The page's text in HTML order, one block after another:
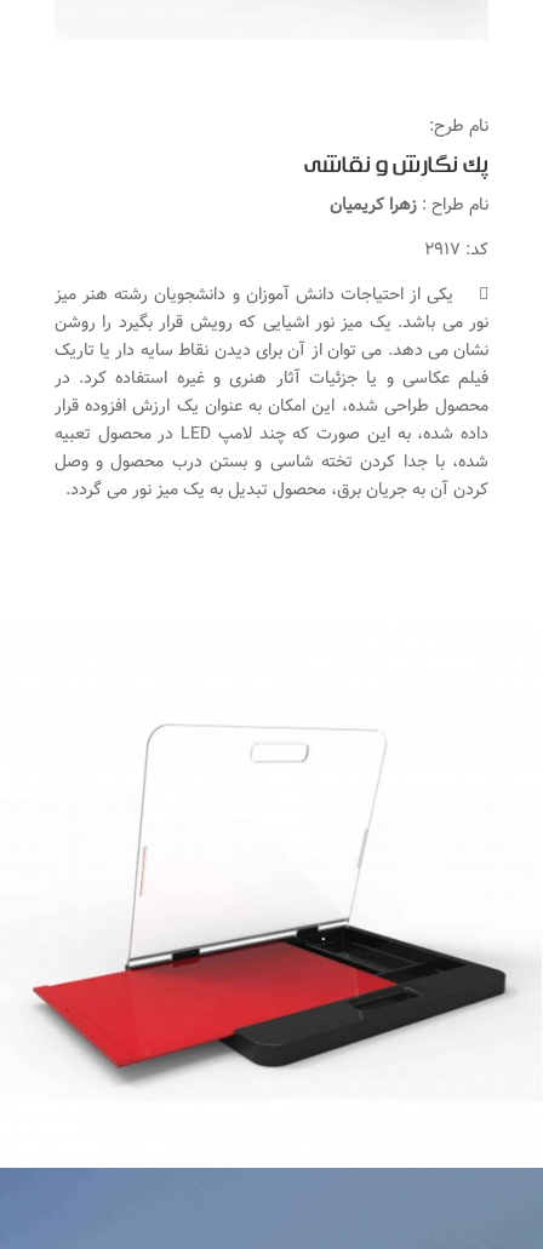
نام طرح:
پک نگارش و نقاشی
نام طراح : زهرا کریمیان
کد: ۲۹۱۷
 یکی از احتیاجات دانش آموزان و دانشجویان رشته هنر میز
نور می باشد. یک میز نور اشیایی که رویش قرار بگیرد را روشن
نشان می دهد. می توان از آن برای دیدن نقاط سایه دار یا تاریک
فیلم عکاسی و یا جزئیات آثار هنری و غیره استفاده کرد. در
محصول طراحی شده، این امکان به عنوان یک ارزش افزوده قرار
داده شده، به این صورت که چند لامپ LED در محصول تعبیه
شده، با جدا کردن تخته شاسی و بستن درب محصول و وصل
کردن آن به جریان برق، محصول تبدیل به یک میز نور می گردد.